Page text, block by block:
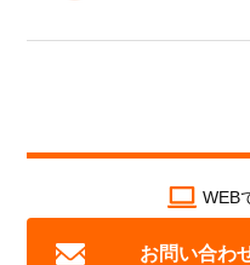
WEB
お問い合わ